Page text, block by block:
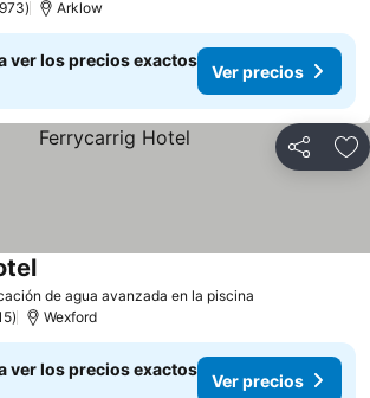
Arklow
ver los precios exactos
Ver precios
Compartir
de agua avanzada en la piscina
Ver precios
Wexford
ver los precios exactos
Ver precios